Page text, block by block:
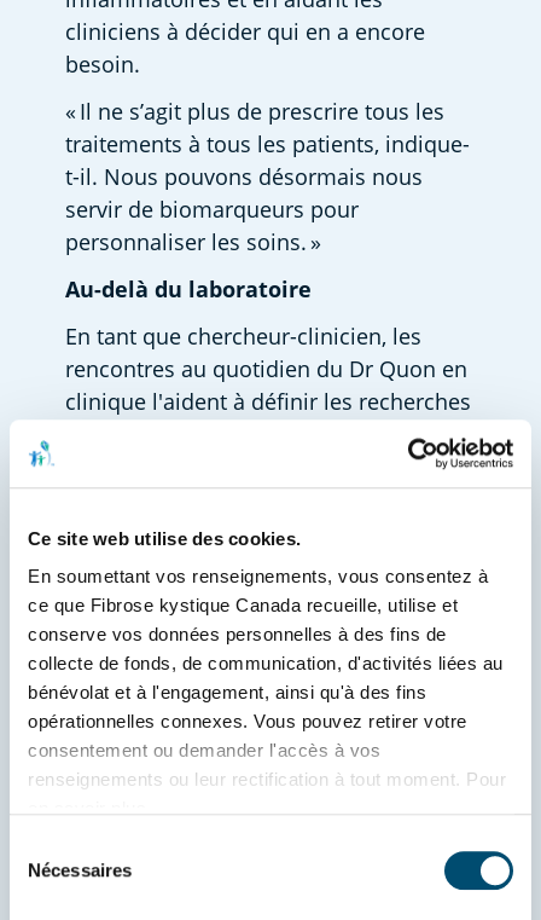
Ce site web utilise des cookies.
En soumettant vos renseignements, vous consentez à
ce que Fibrose kystique Canada recueille, utilise et
conserve vos données personnelles à des fins de
collecte de fonds, de communication, d'activités liées au
bénévolat et à l'engagement, ainsi qu'à des fins
opérationnelles connexes. Vous pouvez retirer votre
consentement ou demander l'accès à vos
renseignements ou leur rectification à tout moment. Pour
Nécessaires
cliniciens à décider qui en a encore
besoin.
« Il ne s’agit plus de prescrire tous les
traitements à tous les patients, indique-
t-il. Nous pouvons désormais nous
servir de biomarqueurs pour
personnaliser les soins. »
Au-delà du laboratoire
En tant que chercheur-clinicien, les
rencontres au quotidien du Dr Quon en
clinique l'aident à définir les recherches
qu’il effectue dans son laboratoire et à
plus important que jamais de mener
des travaux pertinents, étant donné que
la communauté FK a de nouveaux
besoins.
« Trikafta aide les poumons, mais il y a
tant d’autres aspects à couvrir : santé
mentale, vieillissement et diabète, par
exemple. Nous devons traiter la
explique-t-il.